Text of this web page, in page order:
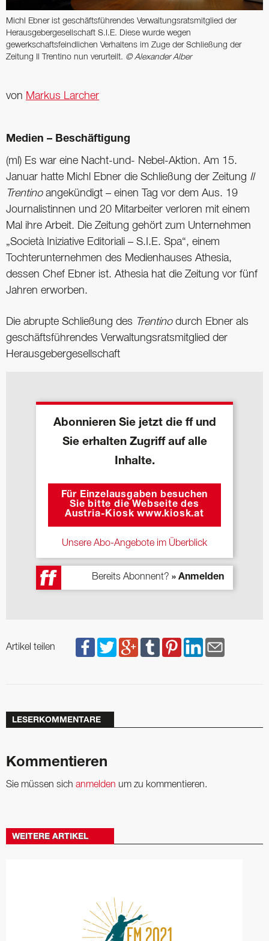
Michl Ebner ist geschäftsführendes Verwaltungsratsmitglied der
Herausgebergesellschaft S.I.E. Diese wurde wegen
gewerkschaftsfeindlichen Verhaltens im Zuge der Schließung der
Zeitung Il Trentino nun verurteilt. © Alexander Alber
von Markus Larcher
Medien – Beschäftigung
(ml) Es war eine Nacht-und- Nebel-Aktion. Am 15.
Januar hatte Michl Ebner die Schließung der Zeitung Il
Trentino angekündigt – einen Tag vor dem Aus. 19
Journalistinnen und 20 Mitarbeiter verloren mit einem
Mal ihre Arbeit. Die Zeitung gehört zum Unternehmen
„Società Iniziative Editoriali – S.I.E. Spa“, einem
Tochterunternehmen des Medienhauses Athesia,
dessen Chef Ebner ist. Athesia hat die Zeitung vor fünf
Jahren erworben.
Die abrupte Schließung des Trentinodurch Ebner als
geschäftsführendes Verwaltungsratsmitglied der
Herausgebergesellschaft
Abonnieren Sie jetzt die ff und
Sie erhalten Zugriff auf alle
Inhalte.
Für Einzelausgaben besuchen
Sie bitte die Webseite des
Austria-Kiosk www.kiosk.at
Unsere Abo-Angebote im Überblick
Bereits Abonnent? » Anmelden
Artikel teilen
LESERKOMMENTARE
Kommentieren
Sie müssen sich anmelden um zu kommentieren.
WEITERE ARTIKEL